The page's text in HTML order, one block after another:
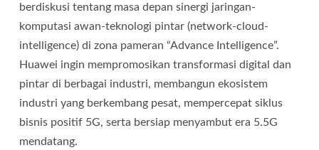
berdiskusi tentang masa depan sinergi jaringan-
komputasi awan-teknologi pintar (network-cloud-
intelligence) di zona pameran “Advance Intelligence”.
Huawei ingin mempromosikan transformasi digital dan
pintar di berbagai industri, membangun ekosistem
industri yang berkembang pesat, mempercepat siklus
bisnis positif 5G, serta bersiap menyambut era 5.5G
mendatang.